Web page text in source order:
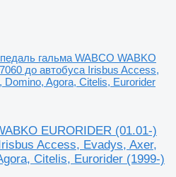
педаль гальма WABCO WABKO
до автобуса Irisbus Access,
Agora, Citelis, Eurorider
EURORIDER (01.01-)
Access, Evadys, Axer,
Citelis, Eurorider (1999-)